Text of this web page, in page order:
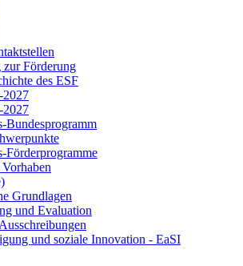
zur För­de­rung
des ESF
2027
2027
Bun­des­pro­gramm
För­der­pro­gram­me
Grund­la­gen
und Eva­lua­ti­on
und so­zia­le In­no­va­ti­on - Ea­SI